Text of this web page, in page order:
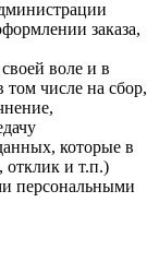
заказа,
воле и в
том числе на сбор,
которые в
отклик и т.п.)
персональными